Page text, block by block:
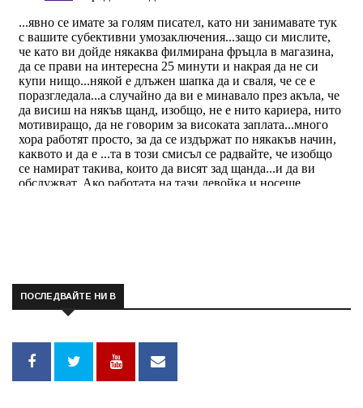
ПОСЛЕДВАЙТЕ НИ В